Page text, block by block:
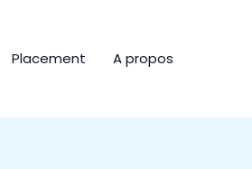
Placement A propos